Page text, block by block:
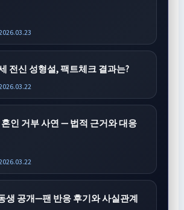
전신 성형설, 팩트체크 결과는?
인 거부 사연 — 법적 근거와 대응
생 공개—팬 반응 후기와 사실관계